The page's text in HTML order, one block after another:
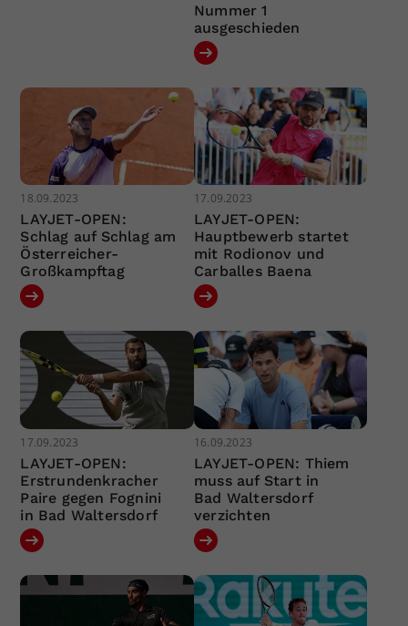
Nummer 1
ausgeschieden
18.09.2023
LAYJET-OPEN:
Schlag auf Schlag am
Österreicher-
Großkampftag
17.09.2023
LAYJET-OPEN:
Hauptbewerb startet
mit Rodionov und
Carballes Baena
17.09.2023
LAYJET-OPEN:
Erstrundenkracher
Paire gegen Fognini
in Bad Waltersdorf
16.09.2023
LAYJET-OPEN: Thiem
muss auf Start in
Bad Waltersdorf
verzichten